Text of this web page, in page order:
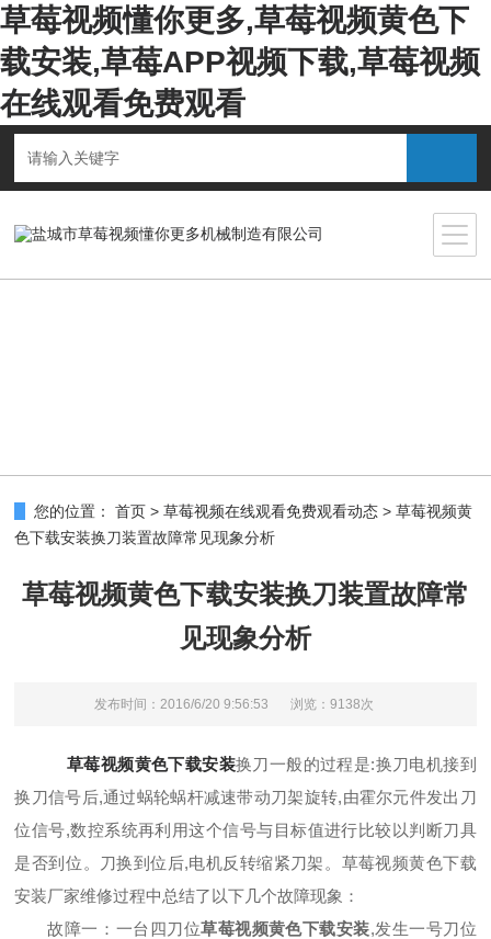
草莓视频懂你更多,草莓视频黄色下
载安装,草莓APP视频下载,草莓视频
在线观看免费观看
您的位置： 首页 >草莓视频在线观看免费观看动态 >草莓视频黄
色下载安装换刀装置故障常见现象分析
草莓视频黄色下载安装换刀装置故障常
见现象分析
发布时间：2016/6/20 9:56:53 浏览：9138次
草莓视频黄色下载安装换刀一般的过程是:换刀电机接到
换刀信号后,通过蜗轮蜗杆减速带动刀架旋转,由霍尔元件发出刀
位信号,数控系统再利用这个信号与目标值进行比较以判断刀具
是否到位。刀换到位后,电机反转缩紧刀架。草莓视频黄色下载
安装厂家维修过程中总结了以下几个故障现象：
故障一：一台四刀位草莓视频黄色下载安装,发生一号刀位